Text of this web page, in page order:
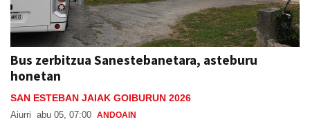
Bus zerbitzua Sanestebanetara, asteburu
honetan
SAN ESTEBAN JAIAK GOIBURUN 2026
Aiurri abu 05, 07:00 ANDOAIN